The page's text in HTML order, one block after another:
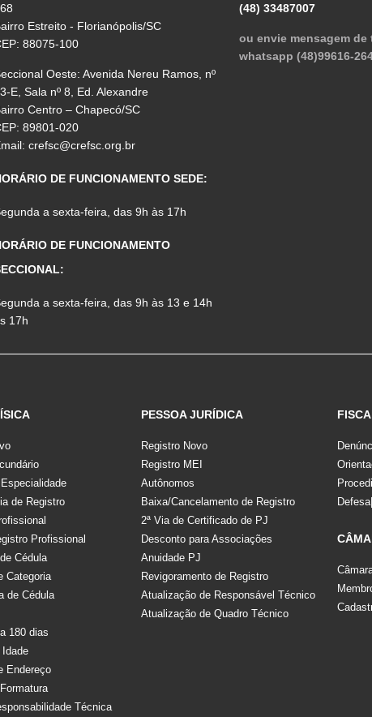
Estreito - Florianópolis/SC
88075-100
Oeste: Avenida Nereu Ramos, nº
E, Sala nº 8, Ed. Alexandre
Centro – Chapecó/SC
89801-020
crefsc@crefsc.org.br
DE FUNCIONAMENTO SEDE:
a sexta-feira, das 9h às 17h
DE FUNCIONAMENTO
a sexta-feira, das 9h às 13 e 14h
17h
(48) 33487007
ou envie mensagem de
whatsapp (48)99616-
de Registro
Profissional
Cédula
Categoria
de Cédula
180 dias
Idade
Endereço
Técnica
PESSOA JURÍDICA
Registro Novo
Registro MEI
Autônomos
Baixa/Cancelamento de Registro
2ª Via de Certificado de PJ
Desconto para Associações
Anuidade PJ
Revigoramento de Registro
Atualização de Responsável Técnico
Atualização de Quadro Técnico